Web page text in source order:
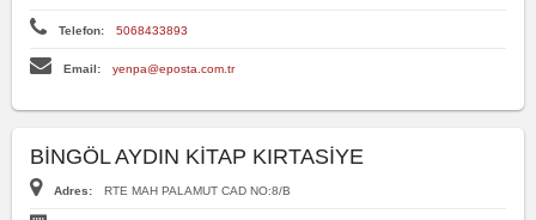
Telefon: 5068433893
Email: yenpa@eposta.com.tr
BİNGÖL AYDIN KİTAP KIRTASİYE
Adres: RTE MAH PALAMUT CAD NO:8/B